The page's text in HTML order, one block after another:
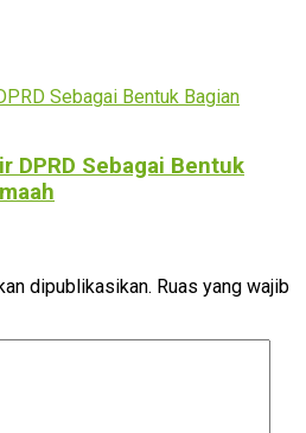
DPRD Sebagai Bentuk
dipublikasikan. Ruas yang wajib